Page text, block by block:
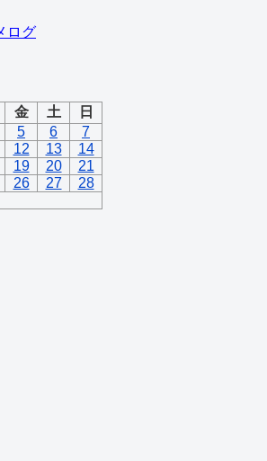
ログ
金 土
日
5 6
7
12 13
14
19 20
21
26 27
28